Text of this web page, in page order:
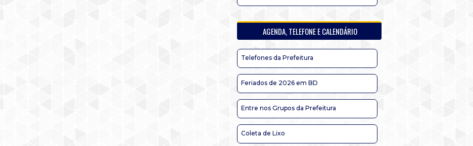
AGENDA, TELEFONE E CALENDÁRIO
Telefones da Prefeitura
Feriados de 2026 em BD
Entre nos Grupos da Prefeitura
Coleta de Lixo